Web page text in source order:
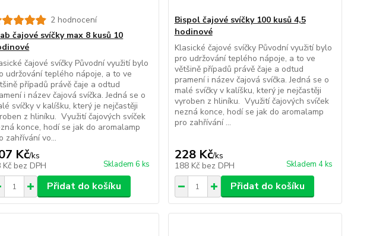
2 hodnocení
čajové svíčky max 8 kusů 10
čajové svíčky Původní využití bylo
udržování teplého nápoje, a to ve
případů právě čaje a odtud
i název čajová svíčka. Jedná se o
svíčky v kalíšku, který je nejčastěji
z hliníku. Využití čajových svíček
konce, hodí se jak do aromalamp
zahřívání vo...
Kč/ks
Kč bez DPH Skladem 6 ks
Přidat do košíku
Bispol čajové svíčky 100 kusů 4,5
hodinové
Klasické čajové svíčky Původní využití bylo
pro udržování teplého nápoje, a to ve
většině případů právě čaje a odtud
pramení i název čajová svíčka. Jedná se o
malé svíčky v kalíšku, který je nejčastěji
vyroben z hliníku. Využití čajových svíček
nezná konce, hodí se jak do aromalamp
pro zahřívání ...
228 Kč/ks
188 Kč bez DPH Skladem 4 ks
Přidat do košíku